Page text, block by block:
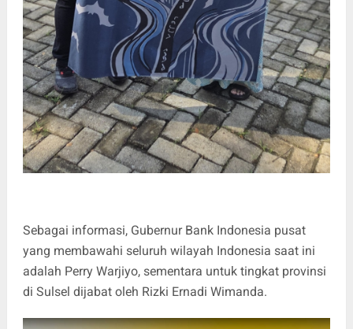
Sebagai informasi, Gubernur Bank Indonesia pusat
yang membawahi seluruh wilayah Indonesia saat ini
adalah Perry Warjiyo, sementara untuk tingkat provinsi
di Sulsel dijabat oleh Rizki Ernadi Wimanda.